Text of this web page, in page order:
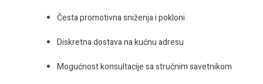
Česta promotivna sniženja i pokloni
Diskretna dostava na kućnu adresu
Mogućnost konsultacije sa stručnim savetnikom